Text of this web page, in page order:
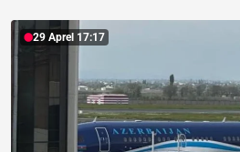
29 Aprel 17:17